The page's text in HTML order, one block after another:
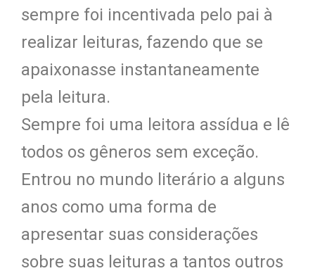
sempre foi incentivada pelo pai à
realizar leituras, fazendo que se
apaixonasse instantaneamente
pela leitura.
Sempre foi uma leitora assídua e lê
todos os gêneros sem exceção.
Entrou no mundo literário a alguns
anos como uma forma de
apresentar suas considerações
sobre suas leituras a tantos outros